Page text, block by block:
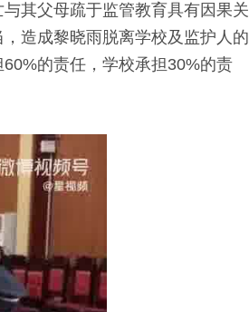
其父母疏于监管教育具有因果关
造成黎晓雨脱离学校及监护人的
的责任，学校承担30%的责